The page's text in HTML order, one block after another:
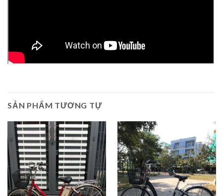
SẢN PHẨM TƯƠNG TỰ